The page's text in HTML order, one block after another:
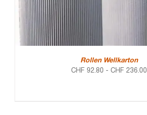
Rollen Wellkarton
CHF 92.80 - CHF 236.00